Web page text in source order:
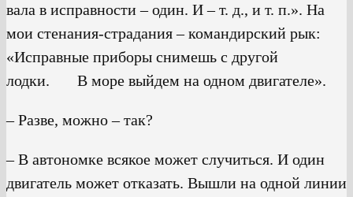
вала в исправности – один. И – т. д., и т. п.». На
мои стенания-страдания – командирский рык:
«Исправные приборы снимешь с другой
лодки. В море выйдем на одном двигателе».
– Разве, можно – так?
– В автономке всякое может случиться. И один
двигатель может отказать. Вышли на одной линии